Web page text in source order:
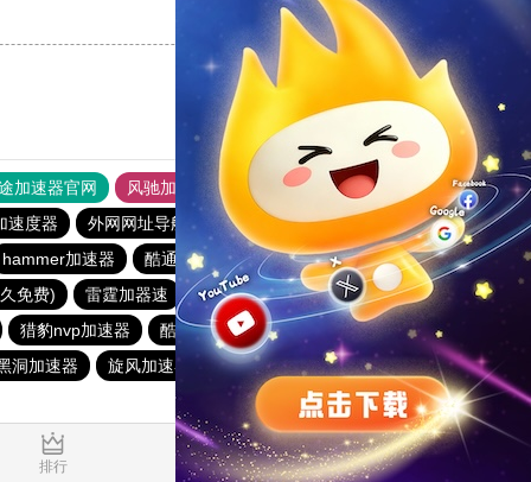
支持
加速器官网 风驰加速器
旋风加速器
速度器 外网网址导航 软件中心 雷霆加速
狂飙加速器
hammer加速器 酷通加速器 黑洞nvp加速器
大象加速器
免费) 雷霆加器速 闪电猫加速器
飞狗加速器
猎豹nvp加速器 酷通加速器 迷雾通
猎豹加速器
洞加速器 旋风加速器官网 蚂蚁加速器
ios梯子加速器
排行 推荐